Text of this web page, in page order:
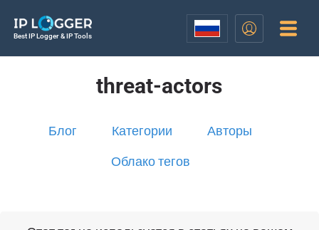
Best IP Logger & IP Tools
threat-actors
Блог Категории Авторы
Облако тегов